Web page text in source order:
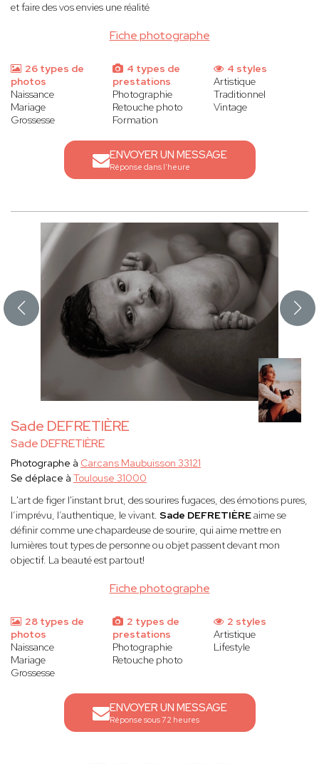
Fiche photographe
et faire des vos envies une réalité
26 types de
photos
Naissance
Mariage
Grossesse
4 types de
prestations
Photographie
Retouche photo
Formation
4 styles
Artistique
Traditionnel
Vintage
ENVOYER UN MESSAGE
Réponse dans l'heure
Sade DEFRETIÈRE
Sade DEFRETIÈRE
Fiche photographe
Photographe à Carcans Maubuisson 33121
Se déplace à Toulouse 31000
L'art de figer l'instant brut, des sourires fugaces, des émotions pures,
l’imprévu, l’authentique, le vivant. Sade DEFRETIÈREaime se
définir comme une chapardeuse de sourire, qui aime mettre en
lumières tout types de personne ou objet passent devant mon
objectif. La beauté est partout!
28 types de
photos
Naissance
Mariage
Grossesse
2 types de
prestations
Photographie
Retouche photo
2 styles
Artistique
Lifestyle
ENVOYER UN MESSAGE
Réponse sous 72 heures